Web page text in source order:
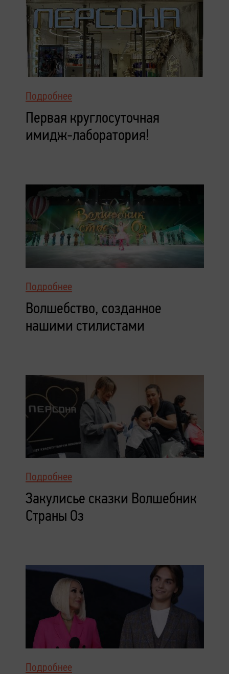
Подробнее
Первая круглосуточная
имидж-лаборатория!
Подробнее
Волшебство, созданное
нашими стилистами
Подробнее
Закулисье сказки Волшебник
Страны Оз
Подробнее